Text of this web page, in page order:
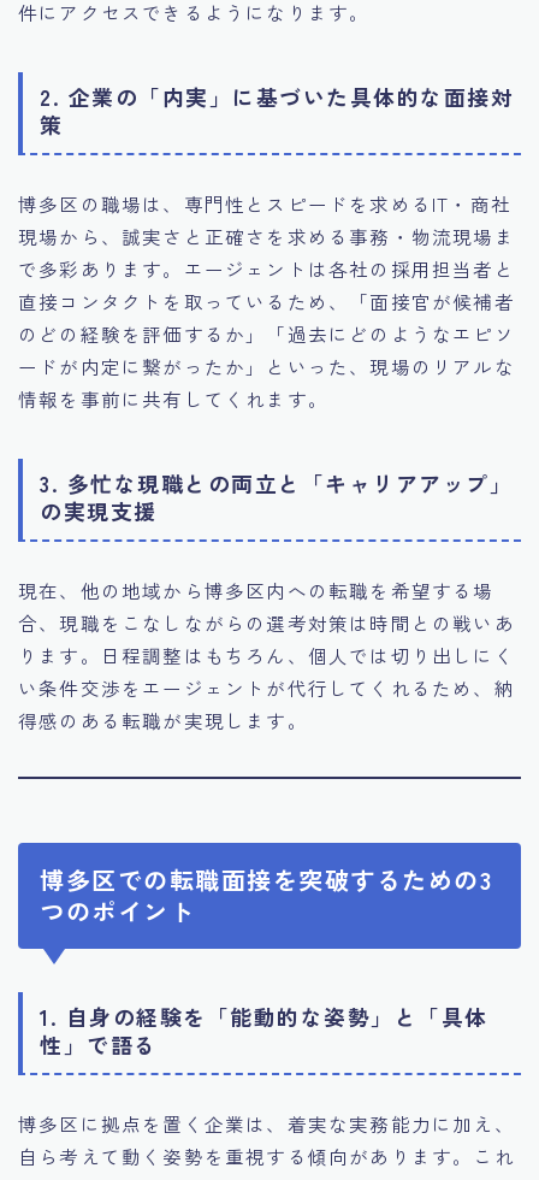
件にアクセスできるようになります。
2. 企業の「内実」に基づいた具体的な面接対
策
博多区の職場は、専門性とスピードを求めるIT・商社
現場から、誠実さと正確さを求める事務・物流現場ま
で多彩あります。エージェントは各社の採用担当者と
直接コンタクトを取っているため、「面接官が候補者
のどの経験を評価するか」「過去にどのようなエピソ
ードが内定に繋がったか」といった、現場のリアルな
情報を事前に共有してくれます。
3. 多忙な現職との両立と「キャリアアップ」
の実現支援
現在、他の地域から博多区内への転職を希望する場
合、現職をこなしながらの選考対策は時間との戦いあ
ります。日程調整はもちろん、個人では切り出しにく
い条件交渉をエージェントが代行してくれるため、納
得感のある転職が実現します。
博多区での転職面接を突破するための3
つのポイント
1. 自身の経験を「能動的な姿勢」と「具体
性」で語る
博多区に拠点を置く企業は、着実な実務能力に加え、
自ら考えて動く姿勢を重視する傾向があります。これ